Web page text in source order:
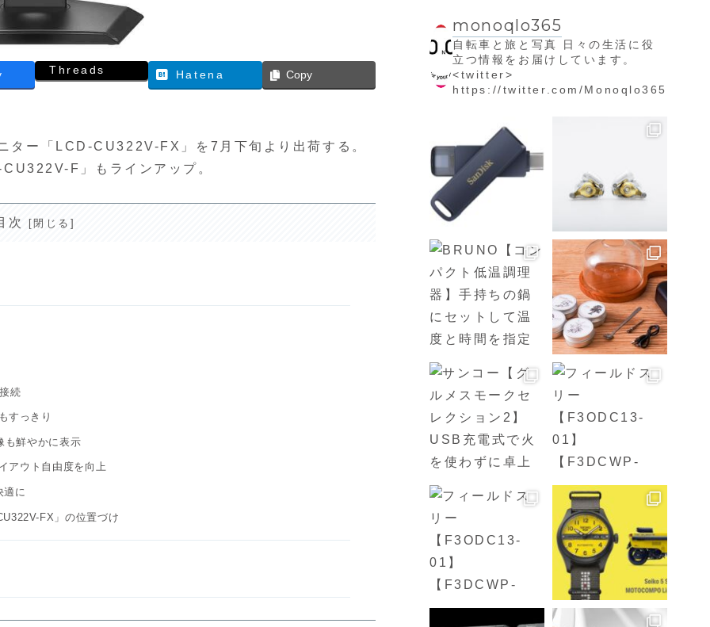
Threads Hatena Copy
ター「LCD-CU322V-FX」を7月下旬より出荷する。
F」もラインアップ。
次
続
すっきり
も鮮やかに表示
アウト自由度を向上
適に
FX」の位置づけ
monoqlo365
自転車と旅と写真
日々の生活に役
立つ情報をお届けしています。
<twitter>
https://twitter.com/Monoqlo365